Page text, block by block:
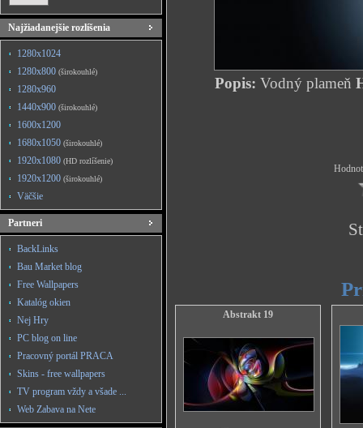
Najžiadanejšie rozlíšenia
1280x1024
1280x800 (širokouhlé)
1280x960
1440x900 (širokouhlé)
1600x1200
1680x1050 (širokouhlé)
1920x1080 (HD rozlíšenie)
1920x1200 (širokouhlé)
Väčšie
Partneri
BackLinks
Bau Market blog
Free Wallpapers
Katalóg okien
Nej Hry
PC blog on line
Pracovný portál PRACA
Skins - free wallpapers
TV program vždy a všade ...
Web Zabava na Nete
Popis: Vodný plameň
Abstrakt 19